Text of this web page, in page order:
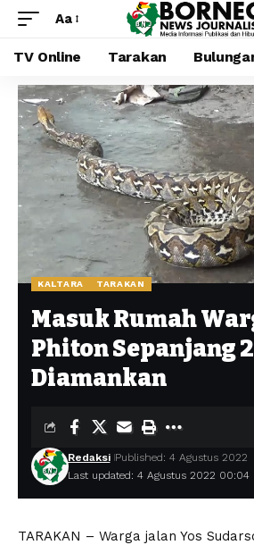
Aa
TV Online Tarakan
KALTARA TARAKAN
Masuk Rumah
Phiton Sepanjang
Diamankan
Last updated: 4 Agustus 2022 00:04
Redaksi Published: 4 Agustus 2022
TARAKAN – Warga jalan Yos